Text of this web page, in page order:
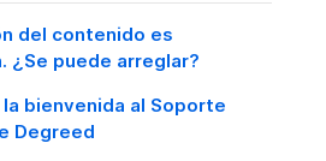
del contenido es
¿Se puede arreglar?
bienvenida al Soporte
Degreed